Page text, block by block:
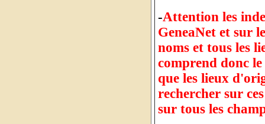
-Attention les
GeneaNet et sur
noms et tous les
comprend donc
que les lieux
rechercher sur
sur tous les